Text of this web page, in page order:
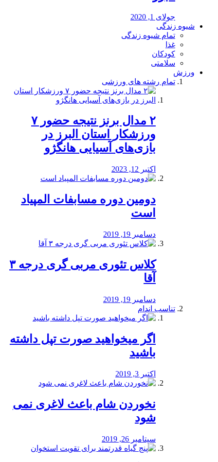
جولای 1, 2020
شیوه زندگی
تمام شیوه زندگی
غذا
کودکان
سلامتی
ورزش
تمام رشته های ورزشی
۲ مدال برنز نتیجه حضور ۷
ورزشکار استان البرز در
بازی‌های آسیایی هانگژو
اکتبر 12, 2023
دومین دوره مسابفات المپیاد
است
دسامبر 19, 2019
کلاس تئوری مربی گری درجه ۳
آقا
دسامبر 19, 2019
تناسب اندام
اگر میخواهید صورت تپل داشته
باشید
اکتبر 3, 2019
نخوردن شام باعث لاغری نمی
‌شود
سپتامبر 26, 2019